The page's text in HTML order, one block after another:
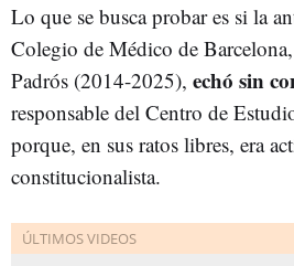
Lo que se busca probar es si la
Colegio de Médico de
Padrós (2014-2025), echó sin
responsable del Centro de
porque, en sus ratos libres, era
constitucionalista.